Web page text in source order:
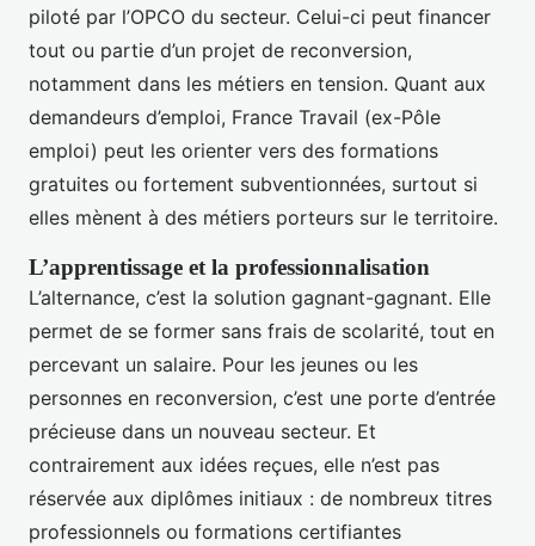
piloté par l’OPCO du secteur. Celui-ci peut financer
tout ou partie d’un projet de reconversion,
notamment dans les métiers en tension. Quant aux
demandeurs d’emploi, France Travail (ex-Pôle
emploi) peut les orienter vers des formations
gratuites ou fortement subventionnées, surtout si
elles mènent à des métiers porteurs sur le territoire.
L’apprentissage et la professionnalisation
L’alternance, c’est la solution gagnant-gagnant. Elle
permet de se former sans frais de scolarité, tout en
percevant un salaire. Pour les jeunes ou les
personnes en reconversion, c’est une porte d’entrée
précieuse dans un nouveau secteur. Et
contrairement aux idées reçues, elle n’est pas
réservée aux diplômes initiaux : de nombreux titres
professionnels ou formations certifiantes